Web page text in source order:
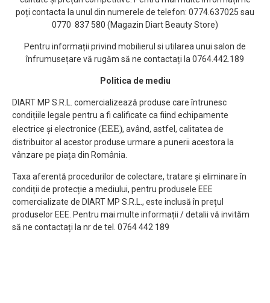
poți contacta la unul din numerele de telefon: 0774.637025 sau
0770 837 580 (Magazin Diart Beauty Store)
Pentru informații privind mobilierul si utilarea unui salon de
înfrumusețare vă rugăm să ne contactați la 0764.442.189
Politica de mediu
DIART MP S.R.L. comercializează produse care întrunesc
condițiile legale pentru a fi calificate ca fiind echipamente
electrice și electronice (EEE), având, astfel, calitatea de
distribuitor al acestor produse urmare a punerii acestora la
vânzare pe piața din România.
Taxa aferentă procedurilor de colectare, tratare și eliminare în
condiții de protecție a mediului, pentru produsele EEE
comercializate de DIART MP S.R.L., este inclusă în prețul
produselor EEE. Pentru mai multe informații / detalii vă invităm
să ne contactați la nr de tel. 0764 442 189